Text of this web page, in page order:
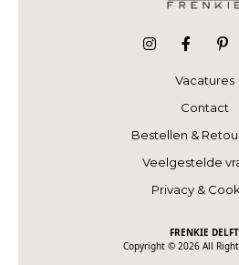
Vacatures
Contact
Bestellen &
Veelgestelde
Privacy &
FRENKIE DELFT
Copyright © 2026 All